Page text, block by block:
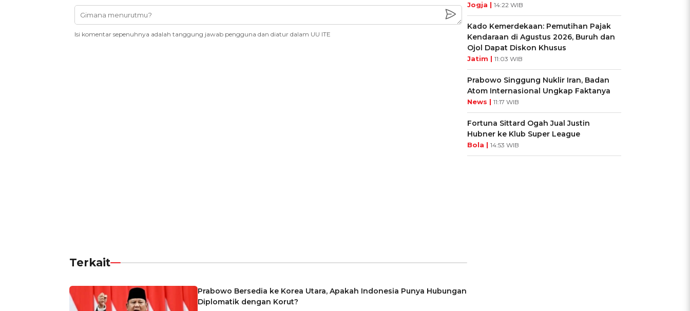
Isi komentar sepenuhnya adalah tanggung jawab pengguna dan diatur dalam UU ITE
Terkait
Prabowo Bersedia ke Korea Utara, Apakah Indonesia Punya Hubungan
Diplomatik dengan Korut?
Jogja | 14:22 WIB
Kado Kemerdekaan: Pemutihan Pajak
Kendaraan di Agustus 2026, Buruh dan
Ojol Dapat Diskon Khusus
Jatim | 11:03 WIB
Prabowo Singgung Nuklir Iran, Badan
Atom Internasional Ungkap Faktanya
News | 11:17 WIB
Fortuna Sittard Ogah Jual Justin
Hubner ke Klub Super League
Bola | 14:53 WIB